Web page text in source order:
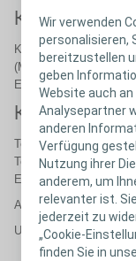
Wir verwenden
personalisieren,
bereitzustellen
geben
Website auch an
Analysepartner
anderen
Verfügung
Nutzung ihrer
anderem, um
relevanter ist.
jederzeit zu
„Cookie-
finden Sie in
Kontakt für
Kostenfreies
(Mo bis Do 8-17 Uhr
E-Mail:
Kontakt für
Telefon: 040 - 66 98 07
Telefax: 040 - 66 98 07
E-Mail:
Amtsgericht Hamburg
USt.-Id.-Nr.: DE 247